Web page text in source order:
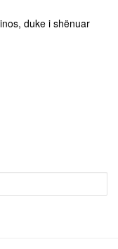
duke i shënuar